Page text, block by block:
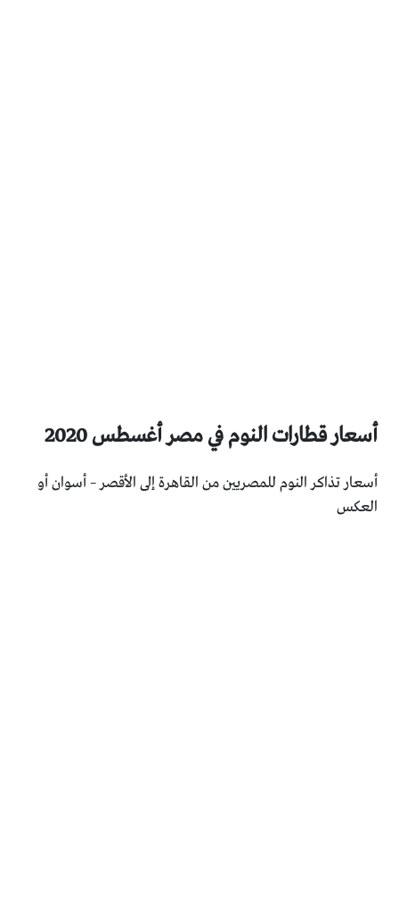
أسعار قطارات النوم في مصر أغسطس 2020
أسعار تذاكر النوم للمصريين من القاهرة إلى الأقصر – أسوان أو
العكس